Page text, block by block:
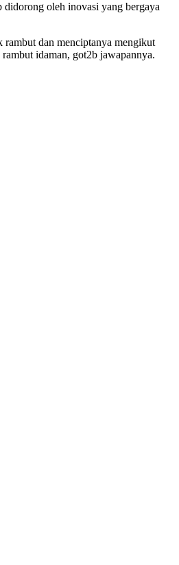
oleh inovasi yang bergaya
rambut dan menciptanya mengikut
idaman, got2b jawapannya.